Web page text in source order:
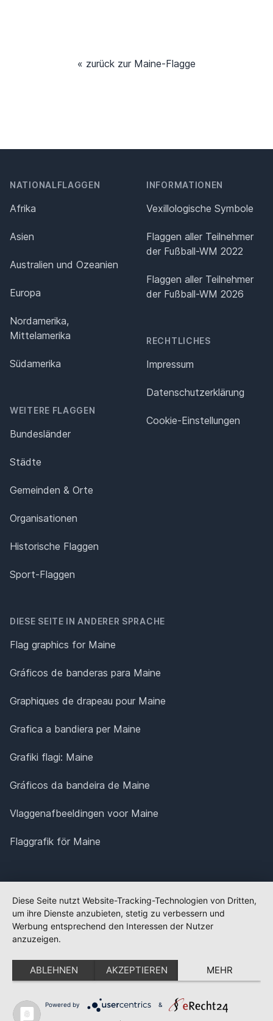
« zurück zur Maine-Flagge
NATIONALFLAGGEN
Afrika
Asien
Australien und Ozeanien
Europa
Nordamerika,
Mittelamerika
Südamerika
WEITERE FLAGGEN
Bundesländer
Städte
Gemeinden & Orte
Organisationen
Historische Flaggen
Sport-Flaggen
INFORMATIONEN
Vexillologische Symbole
Flaggen aller Teilnehmer
der Fußball-WM 2022
Flaggen aller Teilnehmer
der Fußball-WM 2026
RECHTLICHES
Impressum
Datenschutz­erklärung
Cookie-Einstellungen
DIESE SEITE IN ANDERER SPRACHE
Flag graphics for Maine
Gráficos de banderas para Maine
Graphiques de drapeau pour Maine
Grafica a bandiera per Maine
Grafiki flagi: Maine
Gráficos da bandeira de Maine
Vlaggenafbeeldingen voor Maine
Flaggrafik för Maine
Diese Seite nutzt Website-Tracking-Technologien von Dritten,
um ihre Dienste anzubieten, stetig zu verbessern und
Werbung entsprechend den Interessen der Nutzer
anzuzeigen.
ABLEHNEN AKZEPTIEREN MEHR
Powered by &